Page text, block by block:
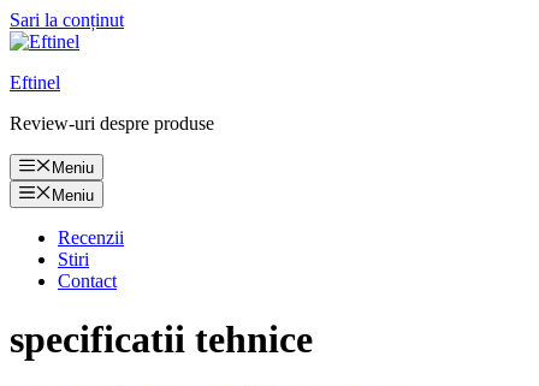
Sari la conținut
Eftinel
Review-uri despre produse
Meniu
Meniu
Recenzii
Stiri
Contact
specificatii tehnice